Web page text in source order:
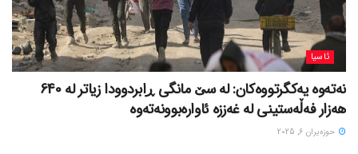
ئاسیا
نەتەوە یەکگرتووەکان: لە سێ مانگی ڕابردوودا زیاتر لە 640
هەزار فەڵەستینی لە غەززە ئاوارەبوونەتەوە
حوزه‌یران 6, 2025